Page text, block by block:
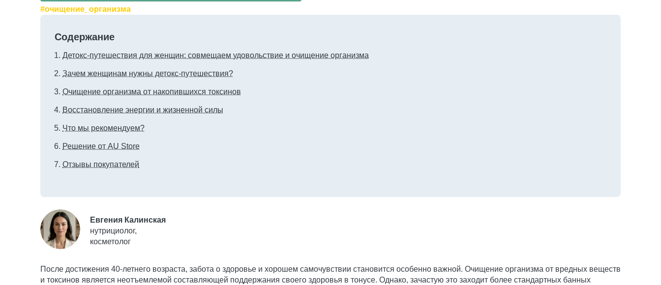
#очищение_организма
Содержание
Детокс-путешествия для женщин: совмещаем удовольствие и очищение организма
Зачем женщинам нужны детокс-путешествия?
Очищение организма от накопившихся токсинов
Восстановление энергии и жизненной силы
Что мы рекомендуем?
Решение от AU Store
Отзывы покупателей
Евгения Калинская
нутрициолог,
косметолог
После достижения 40-летнего возраста, забота о здоровье и хорошем самочувствии становится особенно важной. Очищение организма от вредных веществ
и токсинов является неотъемлемой составляющей поддержания своего здоровья в тонусе. Однако, зачастую это заходит более стандартных банных